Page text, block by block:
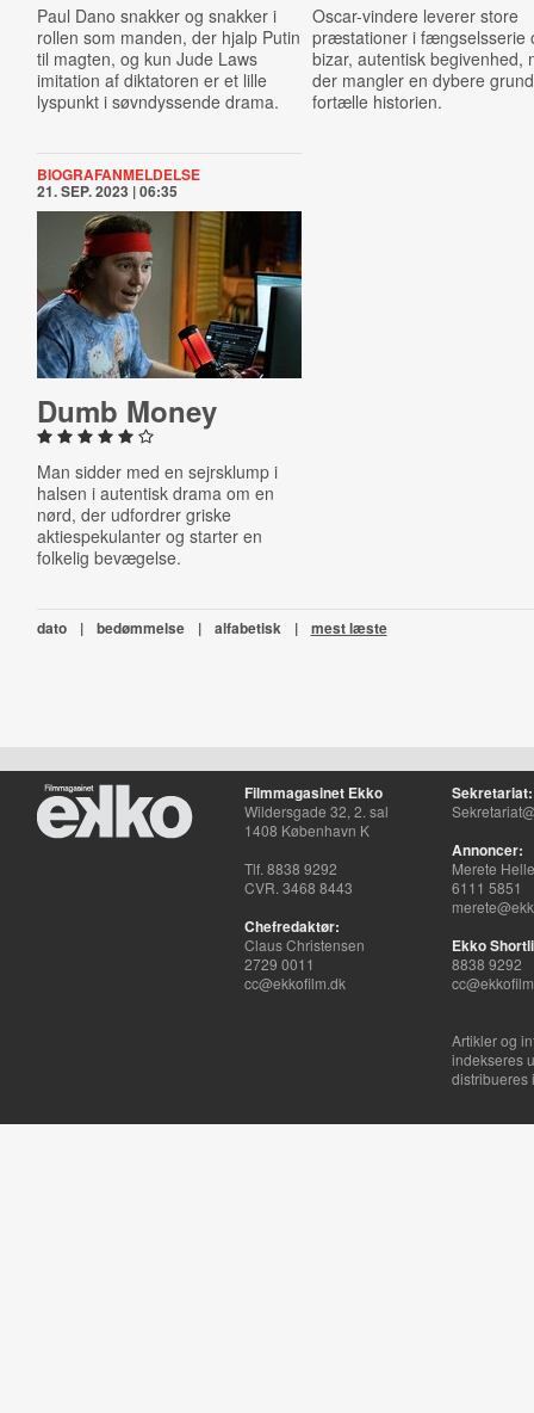
Paul Dano snakker og snakker i
rollen som manden, der hjalp Putin
til magten, og kun Jude Laws
imitation af diktatoren er et lille
lyspunkt i søvndyssende drama.
Oscar-vindere leverer store
præstationer i fængselsserie
bizar, autentisk begivenhed,
der mangler en dybere
fortælle historien.
BIOGRAFANMELDELSE
21. SEP. 2023 | 06:35
Dumb Money
Man sidder med en sejrsklump i
halsen i autentisk drama om en
nørd, der udfordrer griske
aktiespekulanter og starter en
folkelig bevægelse.
dato | bedømmelse | alfabetisk | mest læste
Filmmagasinet Ekko
Wildersgade 32, 2. sal
1408 København K
Tlf. 8838 9292
CVR. 3468 8443
Chefredaktør:
Claus Christensen
2729 0011
cc@ekkofilm.dk
Sekretariat:
Annoncer:
Merete
6111 5851
Ekko
8838 9292
Artikler og
indekseres
distribueres